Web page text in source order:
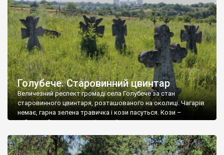
Голубече. Старовинний цвинтар
Величезний респект громаді села Голубече за стан
старовинного цвинтаря, розташованого на околиці. Чагарів
немає, гарна зелена травичка і кози пасуться. Кози –
найкращий регулятор шкідливої, для старих кладовищ,
бруньками, кози ті бруньки обгризають, бо то улюблений
делікатес. На цвинтарі у Голубечому ціла колекція